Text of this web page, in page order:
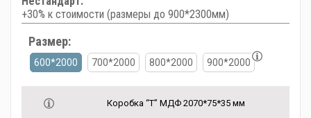
+30% к стоимости (размеры до 900*2300мм)
Размер:
600*2000 700*2000 800*2000 900*2000
Коробка “Т” МДФ 2070*75*35 мм